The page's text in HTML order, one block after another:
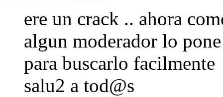
ere un crack .. ahora
algun moderador lo
para buscarlo facilmente
salu2 a tod@s